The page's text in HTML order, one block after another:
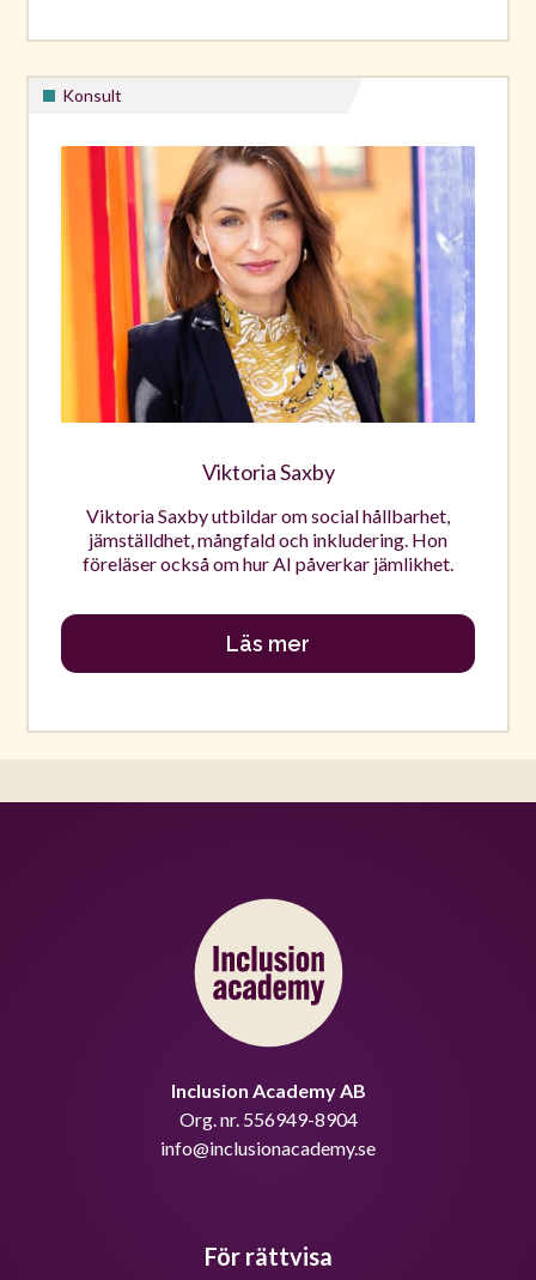
Konsult
Viktoria Saxby
Viktoria Saxby utbildar om social hållbarhet,
jämställdhet, mångfald och inkludering. Hon
föreläser också om hur AI påverkar jämlikhet.
Läs mer
Inclusion Academy AB
Org. nr. 556949-8904
info@inclusionacademy.se
För rättvisa